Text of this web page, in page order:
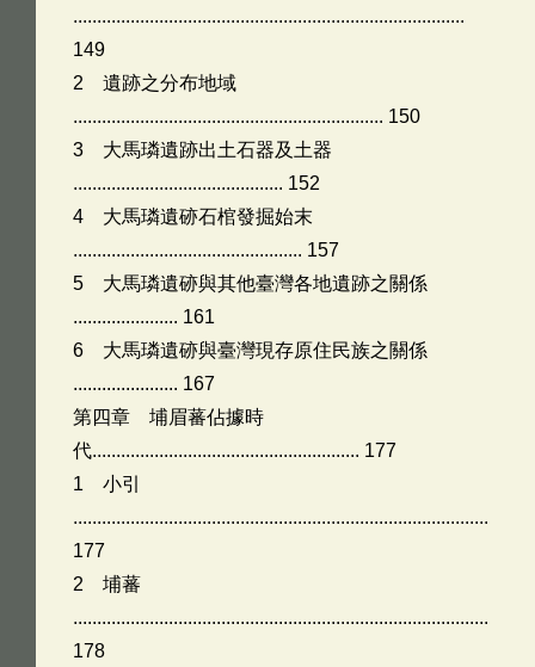
..................................................................................
149
2 遺跡之分布地域
................................................................. 150
3 大馬璘遺跡出土石器及土器
............................................ 152
4 大馬璘遺硛石棺發掘始末
................................................ 157
5 大馬璘遺硛與其他臺灣各地遺跡之關係
...................... 161
6 大馬璘遺硛與臺灣現存原住民族之關係
...................... 167
第四章 埔眉蕃佔據時
代........................................................ 177
1 小引
.......................................................................................
177
2 埔蕃
.......................................................................................
178